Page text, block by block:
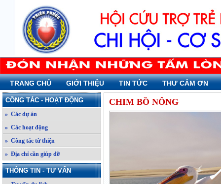
TRANG CHỦ GIỚI THIỆU TIN TỨC THƯ CẢM ƠN
CÔNG TÁC - HOẠT ĐỘNG
» Các dự án
» Các hoạt động
» Công tác từ thiện
» Địa chỉ cần giúp đỡ
THÔNG TIN - TƯ VẤN
CHIM BỒ NÔNG